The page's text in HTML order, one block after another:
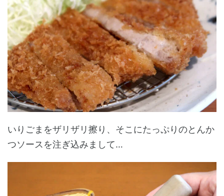
いりごまをザリザリ擦り、そこにたっぷりのとんか
つソースを注ぎ込みまして…